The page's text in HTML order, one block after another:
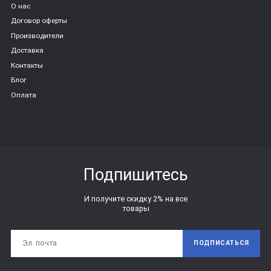
О нас
Договор оферты
Производители
Доставка
Контакты
Блог
Оплата
Подпишитесь
И получите скидку 2% на все
товары
ПОДПИСАТЬСЯ